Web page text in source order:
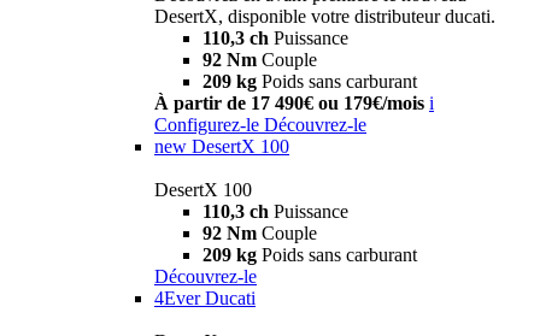
DesertX, disponible votre distributeur ducati.
110,3 ch Puissance
92 Nm Couple
209 kg Poids sans carburant
À partir de 17 490€ ou 179€/mois i
Configurez-le Découvrez-le
new DesertX 100
DesertX 100
110,3 ch Puissance
92 Nm Couple
209 kg Poids sans carburant
Découvrez-le
4Ever Ducati